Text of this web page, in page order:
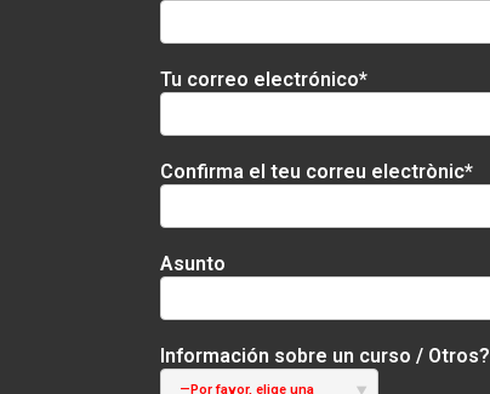
Tu correo electrónico*
Confirma el teu correu electrònic*
Asunto
Información sobre un curso / Otros?
—Por favor, elige una